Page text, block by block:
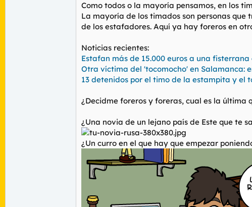
Como todos o la mayoría pensamos, en los
La mayoría de los timados son personas
de los estafadores. Aquí ya hay foreros en
Noticias recientes:
Estafan más de 15.000 euros a una
Otra víctima del 'tocomocho' en Salamanca:
13 detenidos por el timo de la estampita y el
¿Decidme foreros y foreras, cual es la última
¿Una novia de un lejano país de Este que te
¿Un curro en el que hay que empezar